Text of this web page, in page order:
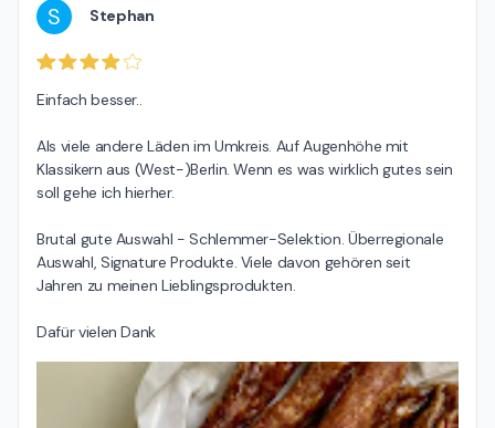
S Stephan
Einfach besser..
Als viele andere Läden im Umkreis. Auf Augenhöhe mit
Klassikern aus (West-)Berlin. Wenn es was wirklich gutes sein
soll gehe ich hierher.
Brutal gute Auswahl - Schlemmer-Selektion. Überregionale
Auswahl, Signature Produkte. Viele davon gehören seit
Jahren zu meinen Lieblingsprodukten.
Dafür vielen Dank